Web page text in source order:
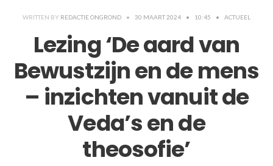
WRITTEN BY REDACTIE ONGROND • 30 MAART 2024 • 10:45 • ACTUEEL
Lezing ‘De aard van
Bewustzijn en de mens
– inzichten vanuit de
Veda’s en de
theosofie’